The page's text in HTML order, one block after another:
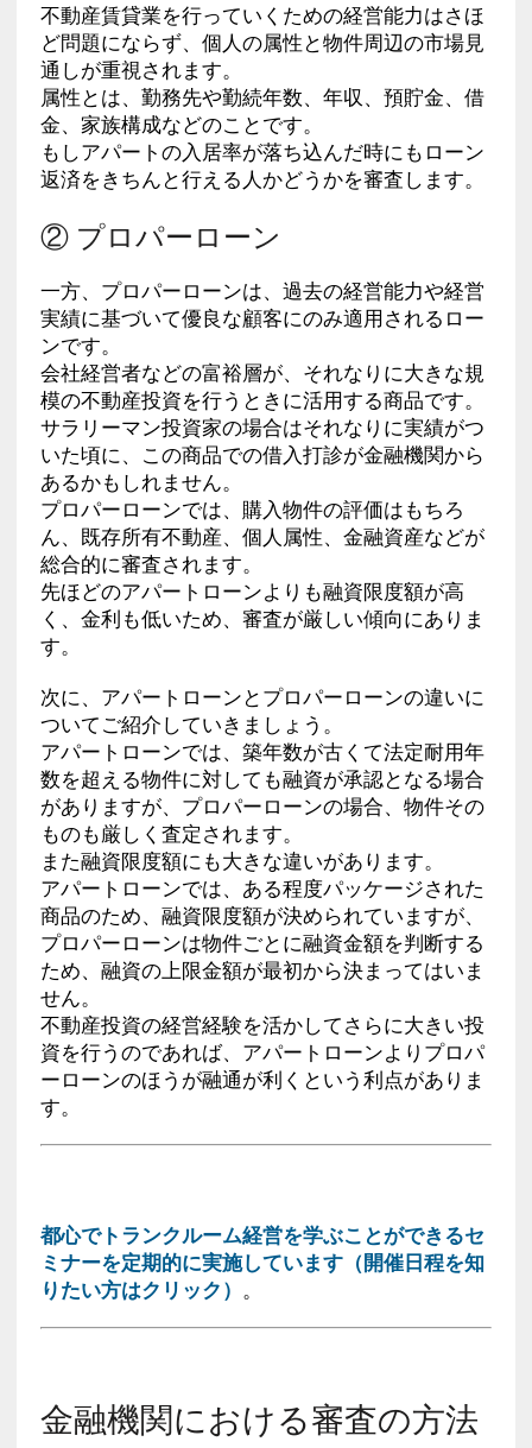
不動産賃貸業を行っていくための経営能力はさほ
ど問題にならず、個人の属性と物件周辺の市場見
通しが重視されます。
属性とは、勤務先や勤続年数、年収、預貯金、借
金、家族構成などのことです。
もしアパートの入居率が落ち込んだ時にもローン
返済をきちんと行える人かどうかを審査します。
② プロパーローン
一方、プロパーローンは、過去の経営能力や経営
実績に基づいて優良な顧客にのみ適用されるロー
ンです。
会社経営者などの富裕層が、それなりに大きな規
模の不動産投資を行うときに活用する商品です。
サラリーマン投資家の場合はそれなりに実績がつ
いた頃に、この商品での借入打診が金融機関から
あるかもしれません。
プロパーローンでは、購入物件の評価はもちろ
ん、既存所有不動産、個人属性、金融資産などが
総合的に審査されます。
先ほどのアパートローンよりも融資限度額が高
く、金利も低いため、審査が厳しい傾向にありま
す。
次に、アパートローンとプロパーローンの違いに
ついてご紹介していきましょう。
アパートローンでは、築年数が古くて法定耐用年
数を超える物件に対しても融資が承認となる場合
がありますが、プロパーローンの場合、物件その
ものも厳しく査定されます。
また融資限度額にも大きな違いがあります。
アパートローンでは、ある程度パッケージされた
商品のため、融資限度額が決められていますが、
プロパーローンは物件ごとに融資金額を判断する
ため、融資の上限金額が最初から決まってはいま
せん。
不動産投資の経営経験を活かしてさらに大きい投
資を行うのであれば、アパートローンよりプロパ
ーローンのほうが融通が利くという利点がありま
す。
都心でトランクルーム経営を学ぶことができるセ
ミナーを定期的に実施しています（開催日程を知
りたい方はクリック） 。
金融機関における審査の方法